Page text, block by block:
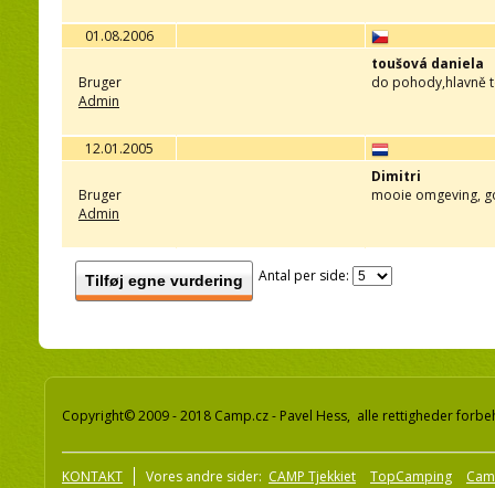
01.08.2006
Bruger
Admin
toušová daniela
do pohody,hlavně
12.01.2005
Bruger
Admin
Dimitri
mooie omgeving,
Tilføj egne vurdering Antal per side:
Copyright© 2009 - 2018 Camp.cz - Pavel Hess, alle rettigheder
KONTAKT Vores andre sider: CAMP Tjekkiet TopCamping